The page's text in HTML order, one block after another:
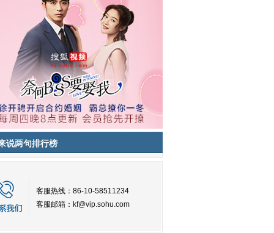
说两句排行榜
客服热线：86-10-58511234
客服邮箱： kf@vip.sohu.com